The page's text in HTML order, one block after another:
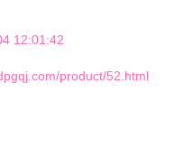
12:01:42
product/52.html